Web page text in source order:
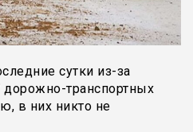
сутки из-за
транспортных
в них никто не